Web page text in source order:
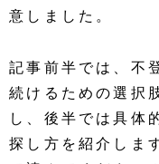
意しました。
記事前半では、不
続けるための選択
し、後半では具体
探し方を紹介しま